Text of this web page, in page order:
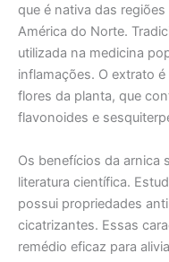
que é nativa das
América do Norte.
utilizada na medicina
inflamações. O extrato
flores da planta, que
flavonoides e
Os benefícios da arnica
literatura científica.
possui propriedades
cicatrizantes. Essas
remédio eficaz para